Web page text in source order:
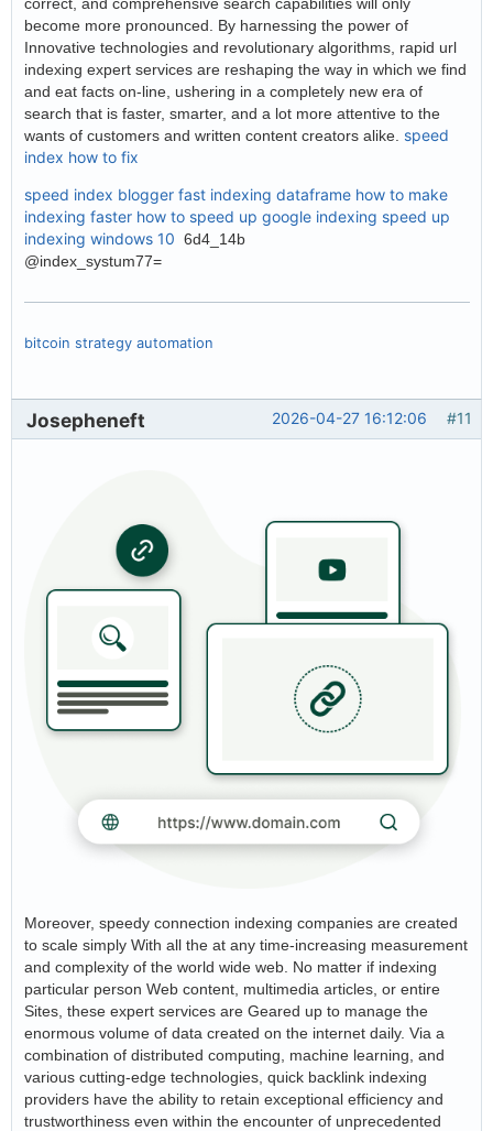
become more pronounced. By harnessing the power of
Innovative technologies and revolutionary algorithms, rapid url
indexing expert services are reshaping the way in which we find
and eat facts on-line, ushering in a completely new era of
search that is faster, smarter, and a lot more attentive to the
wants of customers and written content creators alike. speed
index how to fix
speed index blogger fast indexing dataframe how to make
indexing faster how to speed up google indexing speed up
indexing windows 10 6d4_14b
@index_systum77=
bitcoin strategy automation
#11
2026-04-27 16:12:06
Josepheneft
Moreover, speedy connection indexing companies are created
to scale simply With all the at any time-increasing measurement
and complexity of the world wide web. No matter if indexing
particular person Web content, multimedia articles, or entire
Sites, these expert services are Geared up to manage the
enormous volume of data created on the internet daily. Via a
combination of distributed computing, machine learning, and
various cutting-edge technologies, quick backlink indexing
providers have the ability to retain exceptional efficiency and
trustworthiness even within the encounter of unprecedented